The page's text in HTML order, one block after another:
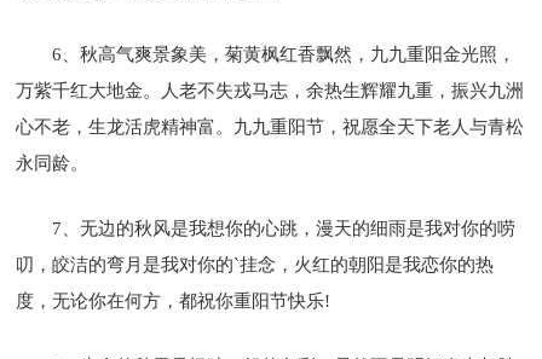
6、秋高气爽景象美，菊黄枫红香飘然，九九重阳金光照，
万紫千红大地金。人老不失戎马志，余热生辉耀九重，振兴九洲
心不老，生龙活虎精神富。九九重阳节，祝愿全天下老人与青松
永同龄。
7、无边的秋风是我想你的心跳，漫天的细雨是我对你的唠
叨，皎洁的弯月是我对你的`挂念，火红的朝阳是我恋你的热
度，无论你在何方，都祝你重阳节快乐!